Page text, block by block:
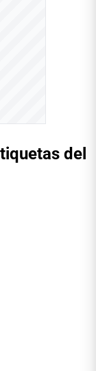
del